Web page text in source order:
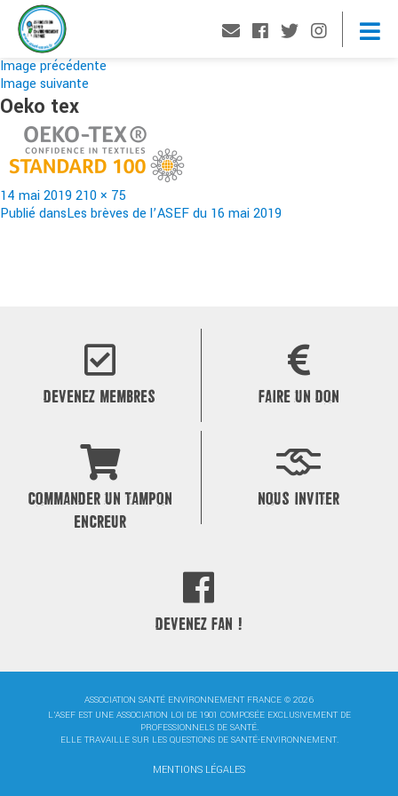
Image précédente
Image suivante
Oeko tex
Publié
le
14 mai 2019Taille
réelle
210 × 75
Navigation
Publié dansLes brèves de l’ASEF du 16 mai 2019
DEVENEZ MEMBRES FAIRE UN DON
COMMANDER UN TAMPON
ENCREUR
NOUS INVITER
DEVENEZ FAN !
ASSOCIATION SANTÉ ENVIRONNEMENT FRANCE © 2026
L'ASEF EST UNE ASSOCIATION LOI DE 1901 COMPOSÉE EXCLUSIVEMENT DE
PROFESSIONNELS DE SANTÉ.
ELLE TRAVAILLE SUR LES QUESTIONS DE SANTÉ-ENVIRONNEMENT.
MENTIONS LÉGALES